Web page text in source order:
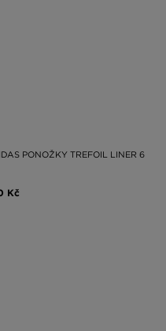
PONOŽKY TREFOIL LINER 6
Kč